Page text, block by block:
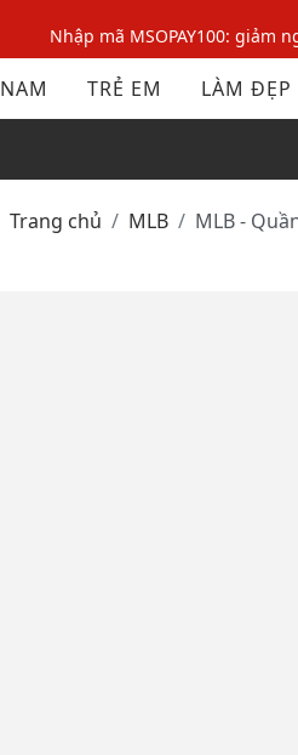
Nhập mã MSOPAY100: giảm
Nhập mã: MSOXINCHAO -
Nhập mã MSOPAY100: giảm
NAM TRẺ EM LÀM ĐẸP
Trang chủ MLB MLB -